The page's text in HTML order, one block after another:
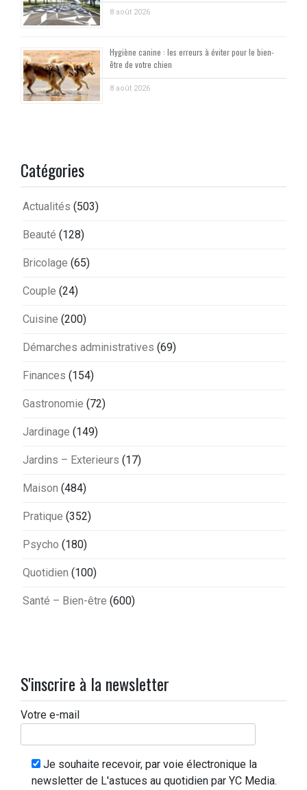
8 août 2026
Hygiène canine : les erreurs à éviter pour le bien-
être de votre chien
8 août 2026
Catégories
Actualités (503)
Beauté (128)
Bricolage (65)
Couple (24)
Cuisine (200)
Démarches administratives (69)
Finances (154)
Gastronomie (72)
Jardinage (149)
Jardins – Exterieurs (17)
Maison (484)
Pratique (352)
Psycho (180)
Quotidien (100)
Santé – Bien-être (600)
S'inscrire à la newsletter
Votre e-mail
Je souhaite recevoir, par voie électronique la
newsletter de L'astuces au quotidien par YC Media.